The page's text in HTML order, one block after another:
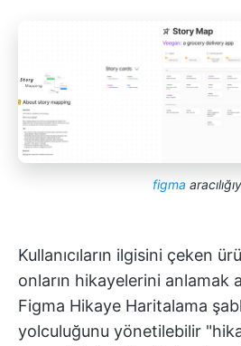
figma
Kullanıcıların ilgisini çeken
onların hikayelerini anlamak
Figma Hikaye Haritalama
yolculuğunu yönetilebilir